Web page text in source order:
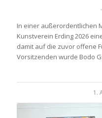
In einer außerordentlichen
Kunstverein Erding 2026
damit auf die zuvor offene
Vorsitzenden wurde Bodo
1.